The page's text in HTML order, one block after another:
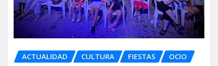
ACTUALIDAD CULTURA FIESTAS OCIO